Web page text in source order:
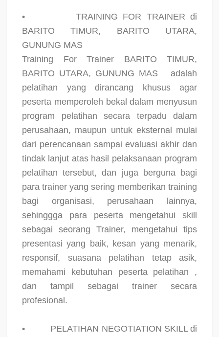
•
TRAINING FOR TRAINER di
BARITO TIMUR, BARITO UTARA,
GUNUNG MAS
Training For Trainer BARITO TIMUR,
BARITO UTARA, GUNUNG MAS
adalah
pelatihan yang dirancang khusus agar
peserta memperoleh bekal dalam menyusun
program pelatihan secara terpadu dalam
perusahaan, maupun untuk eksternal mulai
dari perencanaan sampai evaluasi akhir dan
tindak lanjut atas hasil pelaksanaan program
pelatihan tersebut, dan juga berguna bagi
para trainer yang sering memberikan training
bagi organisasi, perusahaan lainnya,
sehinggga para peserta mengetahui skill
sebagai seorang Trainer, mengetahui tips
presentasi yang baik, kesan yang menarik,
responsif, suasana pelatihan tetap asik,
memahami kebutuhan peserta pelatihan ,
dan tampil sebagai trainer secara
profesional.
•
PELATIHAN NEGOTIATION SKILL di